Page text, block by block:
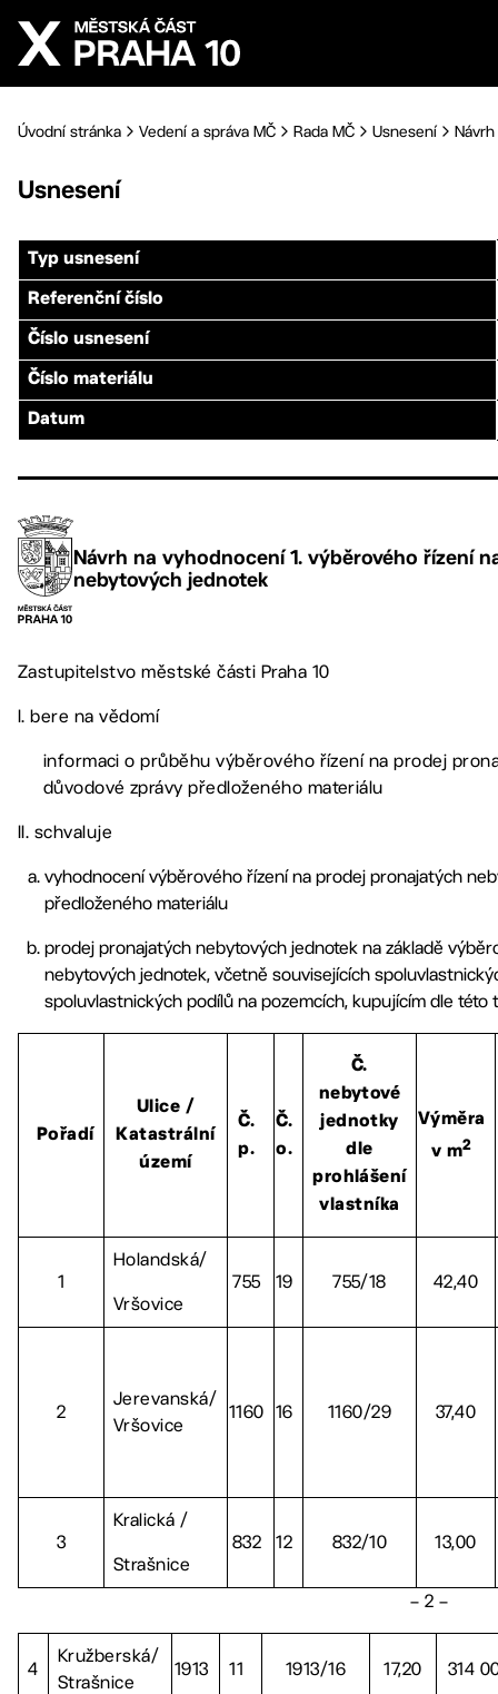
Přejít na hlavní obsah
Úvodní stránka Vedení a správa MČ Rada MČ Usnesení
Usnesení
Typ usnesení
Referenční číslo
Číslo usnesení
Číslo materiálu
Datum
Návrh na vyhodnocení 1. výběrového řízení
nebytových jednotek
Zastupitelstvo městské části Praha 10
I. bere na vědomí
informaci o průběhu výběrového řízení na prodej
důvodové zprávy předloženého materiálu
II. schvaluje
vyhodnocení výběrového řízení na prodej pronajatých
předloženého materiálu
prodej pronajatých nebytových jednotek na základě
nebytových jednotek, včetně souvisejících
spoluvlastnických podílů na pozemcích, kupujícím dle této
Pořadí
Ulice /
Katastrální
území
Č.
p.
Č.
o.
Č.
nebytové
jednotky
dle
prohlášení
vlastníka
Výměra
v m2
1
Holandská/
Vršovice
755 19 755/18 42,40
2
Jerevanská/
Vršovice
1160 16 1160/29 37,40
3
Kralická /
Strašnice
832 12 832/10 13,00
– 2 –
4
Kružberská/
Strašnice
1913 11 1913/16 17,20 314